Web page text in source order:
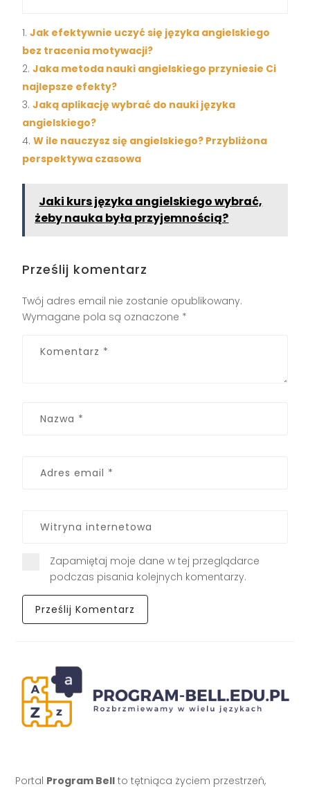
Jak efektywnie uczyć się języka angielskiego
bez tracenia motywacji?
Jaka metoda nauki angielskiego przyniesie Ci
najlepsze efekty?
Jaką aplikację wybrać do nauki języka
angielskiego?
W ile nauczysz się angielskiego? Przybliżona
perspektywa czasowa
Jaki kurs języka angielskiego wybrać,
żeby nauka była przyjemnością?
Prześlij komentarz
Twój adres email nie zostanie opublikowany.
Wymagane pola są oznaczone *
Zapamiętaj moje dane w tej przeglądarce
podczas pisania kolejnych komentarzy.
Portal Program Bell to tętniąca życiem przestrzeń,